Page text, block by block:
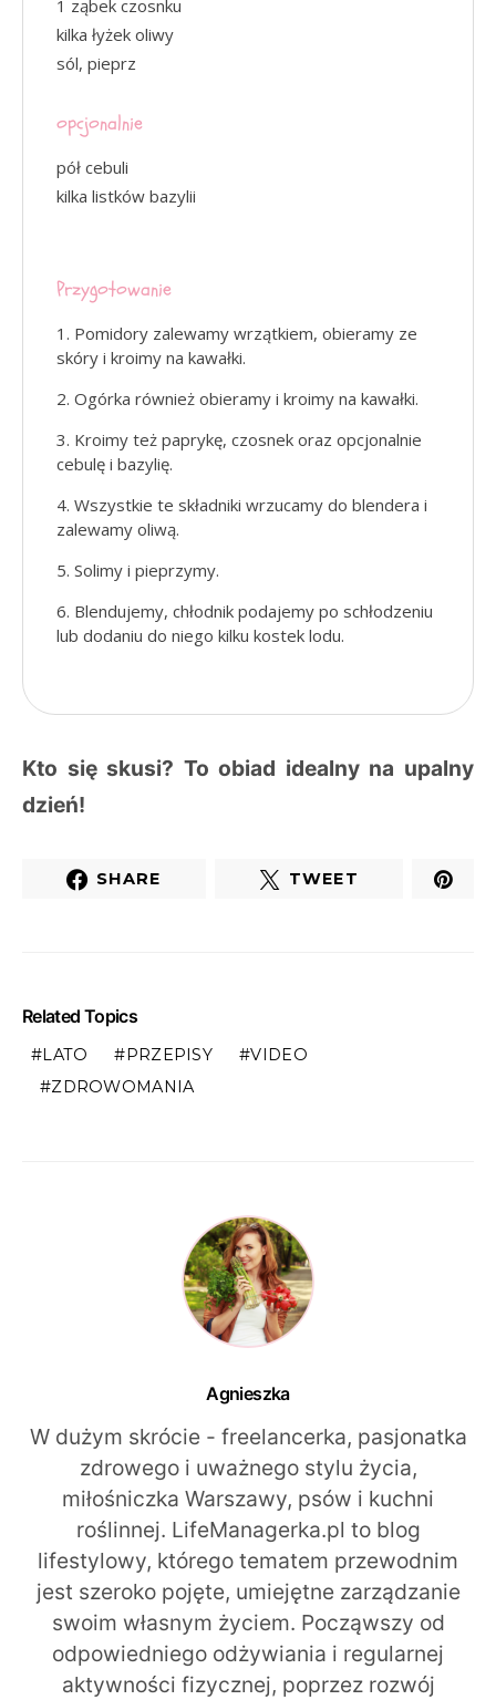
1 ząbek czosnku
kilka łyżek oliwy
sól, pieprz
opcjonalnie
pół cebuli
kilka listków bazylii
Przygotowanie
Pomidory zalewamy wrzątkiem, obieramy ze
skóry i kroimy na kawałki.
Ogórka również obieramy i kroimy na kawałki.
Kroimy też paprykę, czosnek oraz opcjonalnie
cebulę i bazylię.
Wszystkie te składniki wrzucamy do blendera i
zalewamy oliwą.
Solimy i pieprzymy.
Blendujemy, chłodnik podajemy po schłodzeniu
lub dodaniu do niego kilku kostek lodu.
Kto się skusi? To obiad idealny na upalny
dzień!
SHARE TWEET
Related Topics
LATO PRZEPISY
VIDEO
ZDROWOMANIA
Agnieszka
W dużym skrócie - freelancerka, pasjonatka
zdrowego i uważnego stylu życia,
miłośniczka Warszawy, psów i kuchni
roślinnej. LifeManagerka.pl to blog
lifestylowy, którego tematem przewodnim
jest szeroko pojęte, umiejętne zarządzanie
swoim własnym życiem. Począwszy od
odpowiedniego odżywiania i regularnej
aktywności fizycznej, poprzez rozwój